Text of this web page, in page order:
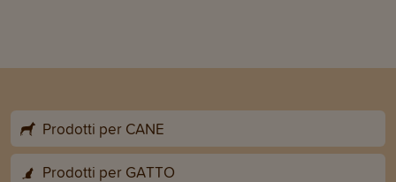
Prodotti per CANE
Prodotti per GATTO